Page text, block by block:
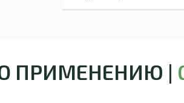
ПРИМЕНЕНИЮ |